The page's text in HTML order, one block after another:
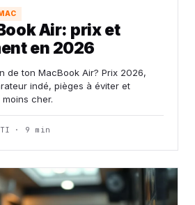
Air: prix et
en 2026
de ton MacBook Air? Prix 2026,
indé, pièges à éviter et
cher.
· 9 min